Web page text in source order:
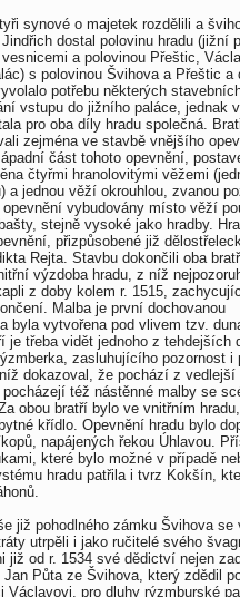
synové o majetek rozdělili a
dostal polovinu hradu (jižní
a polovinou Přeštic,
s polovinou Švihova a Přeštic a
potřebu některých
vstupu do jižního paláce, jednak
pro oba díly hradu společná.
zejména ve stavbě vnějšího
část tohoto opevnění,
čtyřmi hranolovitými věžemi
a jednou věží okrouhlou, zvanou
vybudovány místo věží
stejně vysoké jako hradby.
přizpůsobené již
Rejta. Stavbu dokončili oba
výzdoba hradu, z níž
z doby kolem r. 1515,
Malba je první dochovanou
byla vytvořena pod vlivem tzv.
třeba vidět jednoho z tehdejších
zasluhujícího pozornost i
dokazoval, že pochází z vedlejší
též nástěnné malby se
obou bratří bylo ve vnitřním
křídlo. Opevnění hradu bylo
napájených řekou Úhlavou.
které bylo možné v případě
hradu patřila i tvrz Kokšín,
již pohodlného zámku Švihova se
utrpěli i jako ručitelé svého
již od r. 1534 své dědictví nejen
Půta ze Švihova, který zdědil
pro dluhy rýzmburské